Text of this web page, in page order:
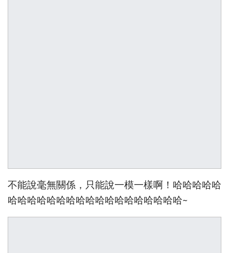
不能說毫無關係，只能說一模一樣啊！哈哈哈哈哈
哈哈哈哈哈哈哈哈哈哈哈哈哈哈哈哈哈哈~